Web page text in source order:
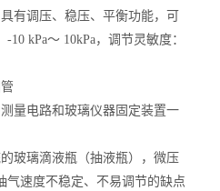
有调压、稳压、平衡功能，可
kPa～ 10kPa，调节灵敏度：
量电路和玻璃仪器固定装置一
玻璃滴液瓶（抽液瓶），微压
气速度不稳定、不易调节的缺点